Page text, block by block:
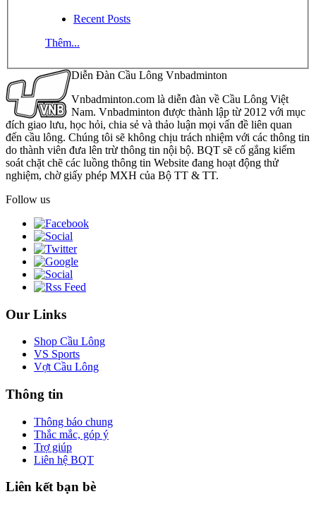
Recent Posts
Thêm...
Diễn Đàn Cầu Lông Vnbadminton
Vnbadminton.com là diễn đàn về Cầu Lông Việt
Nam. Vnbadminton được thành lập từ 2012 với mục
đích giao lưu, học hỏi, chia sẻ và thảo luận mọi vấn đề liên quan
đến cầu lông. Chúng tôi sẽ không chịu trách nhiệm với các thông tin
do thành viên đưa lên trừ thông tin nội bộ. BQT sẽ cố gắng kiểm
soát chặt chẽ các luồng thông tin Website đang hoạt động thử
nghiệm, chờ giấy phép MXH của Bộ TT & TT.
Follow us
Our Links
Shop Cầu Lông
VS Sports
Vợt Cầu Lông
Thông tin
Thông báo chung
Thắc mắc, góp ý
Trợ giúp
Liên hệ BQT
Liên kết bạn bè